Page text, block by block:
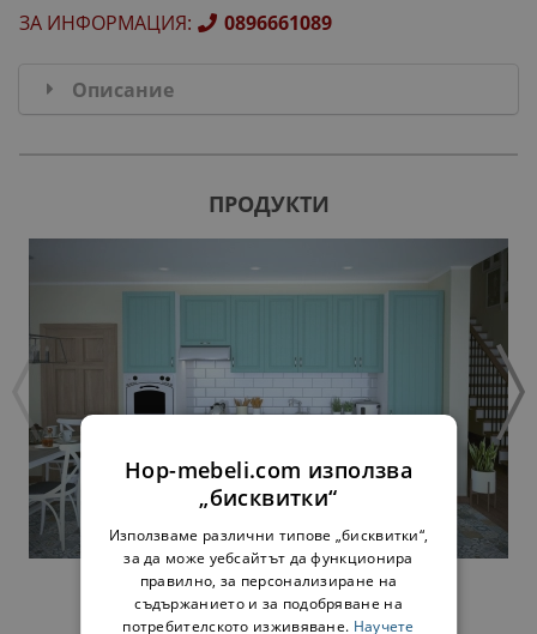
ЗА ИНФОРМАЦИЯ: 0896661089
Описание
ПРОДУКТИ
КУХНЯ
Hop-mebeli.com използва
„бисквитки“
Използваме различни типове „бисквитки“,
за да може уебсайтът да функционира
правилно, за персонализиране на
съдържанието и за подобряване на
потребителското изживяване. Научете